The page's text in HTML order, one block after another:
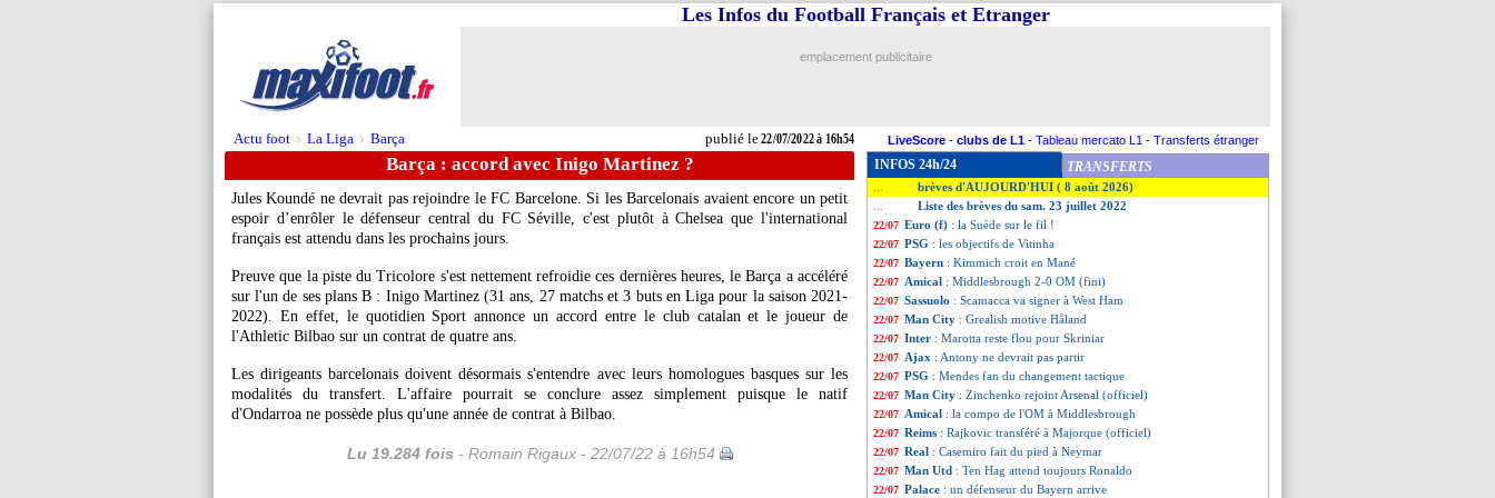
Actu foot > La Liga > Barça publié le22/07/2022 à 16h54
Les Infos du Football Français et Etranger
emplacement publicitaire
LiveScore - clubs de L1 - Tableau mercato L1 - Transferts étranger
Barça : accord avec Inigo Martinez ?
Jules Koundé ne devrait pas rejoindre le FC Barcelone. Si les Barcelonais avaient encore un petit
espoir d’enrôler le défenseur central du FC Séville, c'est plutôt à Chelsea que l'international
français est attendu dans les prochains jours.
Preuve que la piste du Tricolore s'est nettement refroidie ces dernières heures, le Barça a accéléré
sur l'un de ses plans B : Inigo Martinez (31 ans, 27 matchs et 3 buts en Liga pour la saison 2021-
2022). En effet, le quotidien Sport annonce un accord entre le club catalan et le joueur de
l'Athletic Bilbao sur un contrat de quatre ans.
Les dirigeants barcelonais doivent désormais s'entendre avec leurs homologues basques sur les
modalités du transfert. L'affaire pourrait se conclure assez simplement puisque le natif
d'Ondarroa ne possède plus qu'une année de contrat à Bilbao.
Lu 19.284 fois - Romain Rigaux - 22/07/22 à 16h54
INFOS 24h/24 TRANSFERTS
brèves d'AUJOURD'HUI ( 8 août 2026)
Liste des brèves du sam. 23 juillet 2022
22/07 Euro (f) : la Suède sur le fil !
22/07 PSG : les objectifs de Vitinha
22/07 Bayern : Kimmich croit en Mané
22/07 Amical : Middlesbrough 2-0 OM (fini)
22/07 Sassuolo : Scamacca va signer à West Ham
22/07 Man City : Grealish motive Håland
22/07 Inter : Marotta reste flou pour Skriniar
22/07 Ajax : Antony ne devrait pas partir
22/07 PSG : Mendes fan du changement tactique
22/07 Man City : Zinchenko rejoint Arsenal (officiel)
22/07 Amical : la compo de l'OM à Middlesbrough
22/07 Reims : Rajkovic transféré à Majorque (officiel)
22/07 Real : Casemiro fait du pied à Neymar
22/07 Man Utd : Ten Hag attend toujours Ronaldo
22/07 Palace : un défenseur du Bayern arrive